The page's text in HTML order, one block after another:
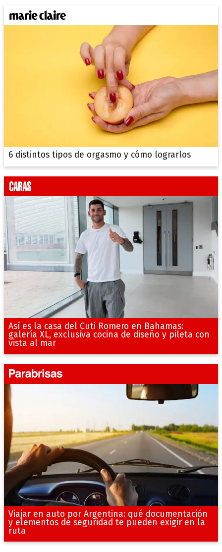
6 distintos tipos de orgasmo y cómo lograrlos
Así es la casa del Cuti Romero en Bahamas:
galería XL, exclusiva cocina de diseño y pileta con
vista al mar
Viajar en auto por Argentina: qué documentación
y elementos de seguridad te pueden exigir en la
ruta